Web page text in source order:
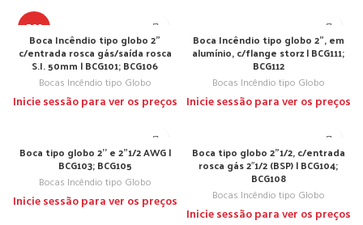
TOP
Boca Incêndio tipo globo 2”
c/entrada rosca gás/saída rosca
S.I. 50mm | BCG101; BCG106
Bocas Incêndio tipo Globo
Inicie sessão para ver os preços
Boca Incêndio tipo globo 2”, em
alumínio, c/flange storz | BCG111;
BCG112
Bocas Incêndio tipo Globo
Inicie sessão para ver os preços
Boca tipo globo 2’’ e 2”1/2 AWG |
BCG103; BCG105
Bocas Incêndio tipo Globo
Inicie sessão para ver os preços
Boca tipo globo 2”1/2, c/entrada
rosca gás 2″1/2 (BSP) | BCG104;
BCG108
Bocas Incêndio tipo Globo
Inicie sessão para ver os preços